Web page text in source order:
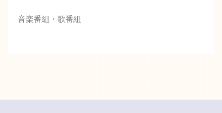
音楽番組・歌番組